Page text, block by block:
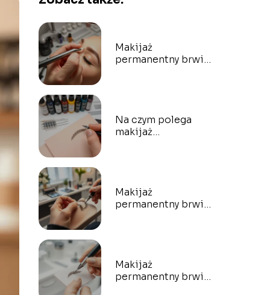
Makijaż
permanentny brwi
Na czym polega
makijaż
Makijaż
permanentny brwi
Makijaż
permanentny brwi